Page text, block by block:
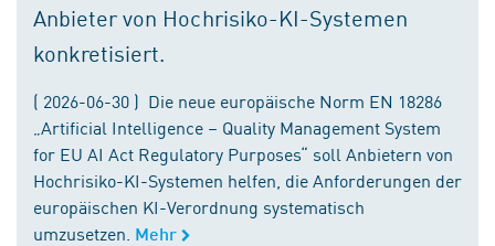
Anbieter von Hochrisiko-KI-Systemen
konkretisiert.
( 2026-06-30 ) Die neue europäische Norm EN 18286
„Artificial Intelligence – Quality Management System
for EU AI Act Regulatory Purposes“ soll Anbietern von
Hochrisiko-KI-Systemen helfen, die Anforderungen der
europäischen KI-Verordnung systematisch
umzusetzen. Mehr